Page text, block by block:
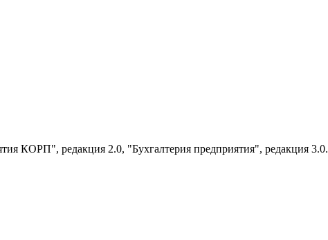
КОРП", редакция 2.0, "Бухгалтерия предприятия", редакция 3.0.